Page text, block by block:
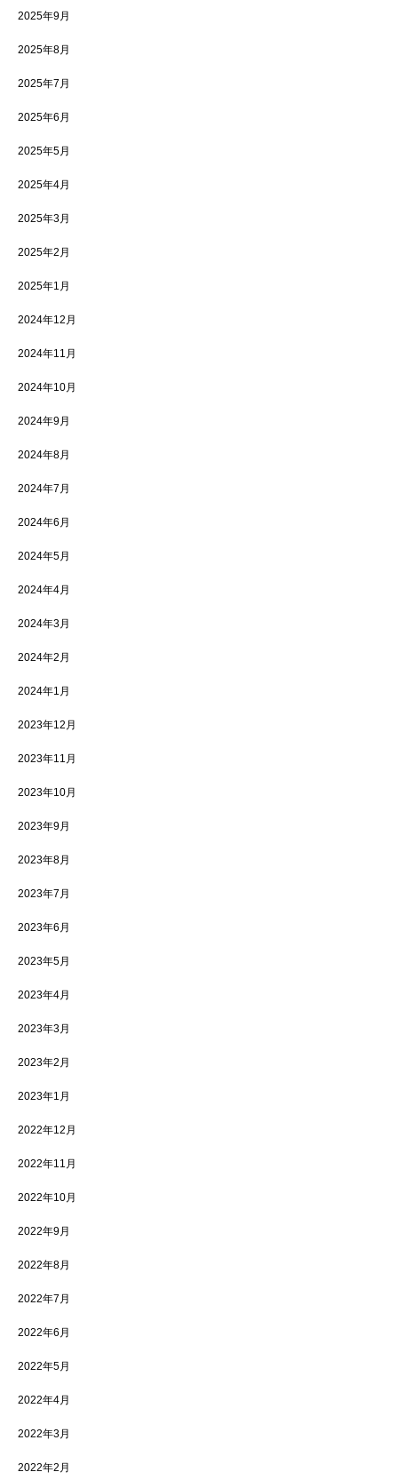
2025年9月
2025年8月
2025年7月
2025年6月
2025年5月
2025年4月
2025年3月
2025年2月
2025年1月
2024年12月
2024年11月
2024年10月
2024年9月
2024年8月
2024年7月
2024年6月
2024年5月
2024年4月
2024年3月
2024年2月
2024年1月
2023年12月
2023年11月
2023年10月
2023年9月
2023年8月
2023年7月
2023年6月
2023年5月
2023年4月
2023年3月
2023年2月
2023年1月
2022年12月
2022年11月
2022年10月
2022年9月
2022年8月
2022年7月
2022年6月
2022年5月
2022年4月
2022年3月
2022年2月